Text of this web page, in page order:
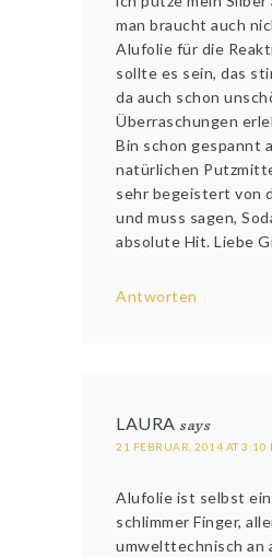
man braucht auch
Alufolie für die
sollte es sein, das
da auch schon
Überraschungen
Bin schon gespannt
natürlichen
sehr begeistert von
und muss sagen,
absolute Hit. Liebe
Antworten
LAURA says
21 FEBRUAR, 2014 AT 3:10
Alufolie ist selbst ein
schlimmer Finger,
umwelttechnisch an